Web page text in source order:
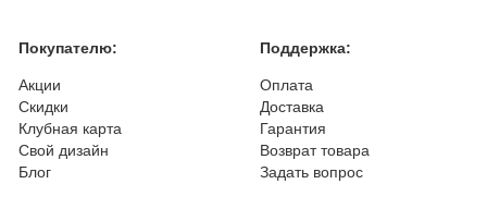
Покупателю:
Акции
Скидки
Клубная карта
Свой дизайн
Блог
Поддержка:
Оплата
Доставка
Гарантия
Возврат товара
Задать вопрос